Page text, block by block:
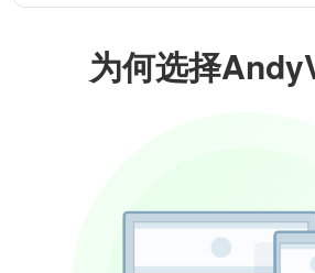
为何选择